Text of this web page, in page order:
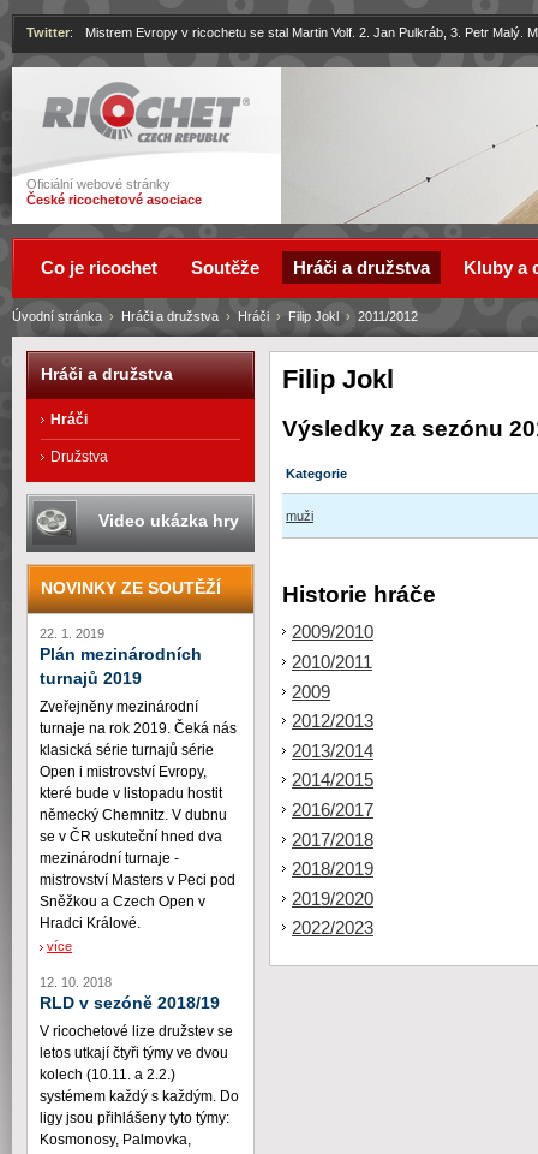
Ricochet
Oficiální webové stránky
České ricochetové asociace
Twitter: Mistrem Evropy v ricochetu se stal Martin Volf. 2. Jan Pulkráb, 3. Petr Malý.
Filip Jokl
Výsledky za sezónu
Kategorie
muži
Historie hráče
2009/2010
2010/2011
2009
2012/2013
2013/2014
2014/2015
2016/2017
2017/2018
2018/2019
2019/2020
2022/2023
Úvodní stránka › Hráči a družstva › Hráči › Filip Jokl › 2011/2012
Co je ricochet Soutěže Hráči a družstva Kluby a
Hráči a družstva
Hráči
Družstva
Video ukázka hry
NOVINKY ZE SOUTĚŽÍ
22. 1. 2019
Plán mezinárodních
turnajů 2019
Zveřejněny mezinárodní
turnaje na rok 2019. Čeká nás
klasická série turnajů série
Open i mistrovství Evropy,
které bude v listopadu hostit
německý Chemnitz. V dubnu
se v ČR uskuteční hned dva
mezinárodní turnaje -
mistrovství Masters v Peci pod
Sněžkou a Czech Open v
Hradci Králové.
více
12. 10. 2018
RLD v sezóně 2018/19
V ricochetové lize družstev se
letos utkají čtyři týmy ve dvou
kolech (10.11. a 2.2.)
systémem každý s každým. Do
ligy jsou přihlášeny tyto týmy:
Kosmonosy, Palmovka,